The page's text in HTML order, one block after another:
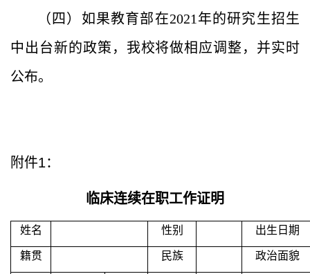
（四）如果教育部在2021 年的研究生招生
中出台新的政策，我校将做相应调整，并实时
公布。
附件1：
临床连续在职工作证明
姓名 性别 出生日期
籍贯 民族 政治面貌